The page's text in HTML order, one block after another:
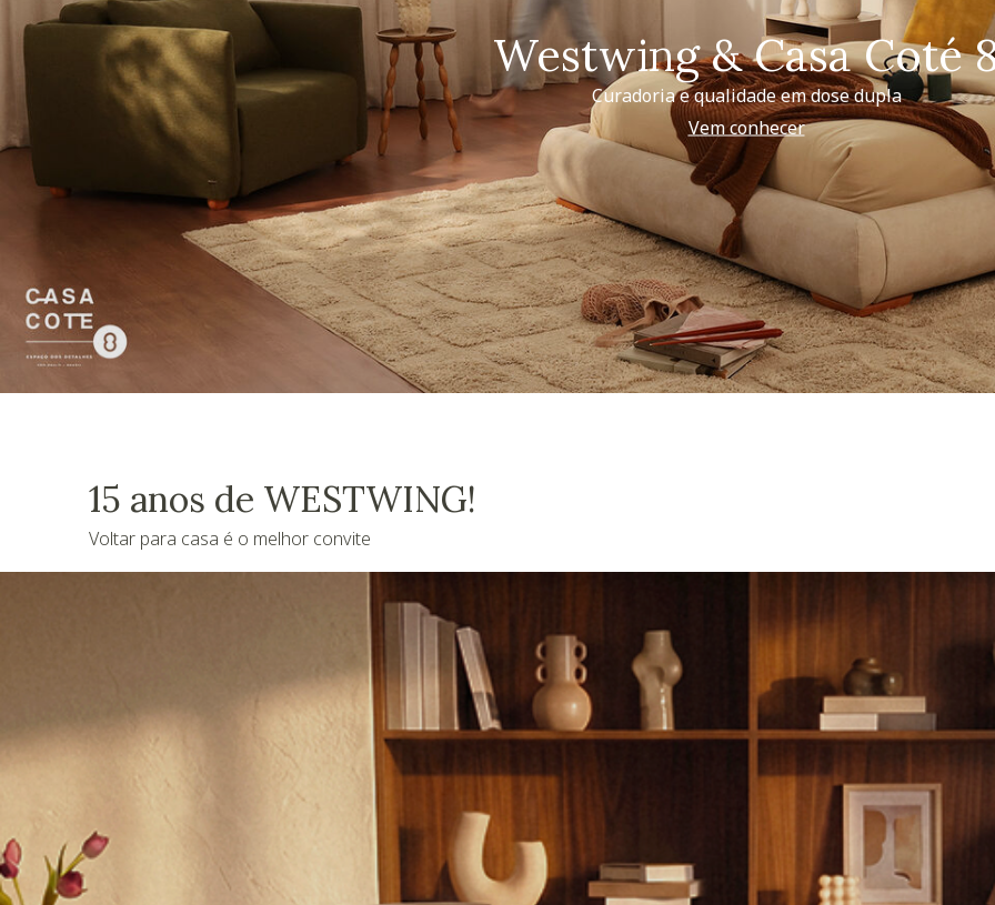
Westwing & Casa Coté
Curadoria e qualidade em dose dupla
Vem conhecer
15 anos de WESTWING!
Voltar para casa é o melhor convite